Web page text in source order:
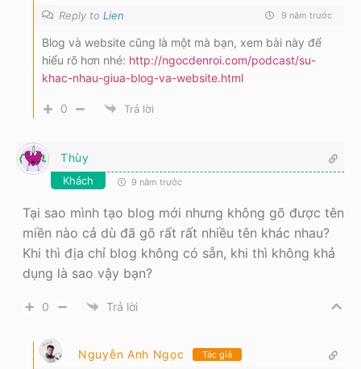
Reply to Lien 9 năm trước
Blog và website cũng là một mà bạn, xem bài này để
hiểu rõ hơn nhé: http://ngocdenroi.com/podcast/su-
khac-nhau-giua-blog-va-website.html
0 Trả lời
Thùy
Khách 9 năm trước
Tại sao mình tạo blog mới nhưng không gõ được tên
miền nào cả dù đã gõ rất rất nhiều tên khác nhau?
Khi thì địa chỉ blog không có sẵn, khi thì không khả
dụng là sao vậy bạn?
0 Trả lời
Nguyễn Anh Ngọc Tác giả